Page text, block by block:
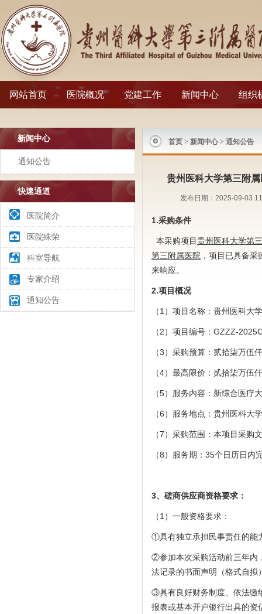
网站首页 医院概况 党建工作 新闻中心 组织
新闻中心
通知公告
快速通道
医院简介
医院殊荣
科室导航
专家介绍
通知公告
首页 > 新闻中心 > 通知公告
贵州医科大学第三附
发布日期：2025-09-03
1.采购条件
本采购项目贵州医科大学第
第三附属医院 ，项目已具备
来响应。
2.项目概况
（1）项目名称：贵州医科大
（2） 项目编号： GZZZ-
（3）采购预算 ：贰拾柒万伍
（4）最高限价： 贰拾柒万伍
（5）服务内容：新综合医疗
（6）服务地点：贵州医科大
（7）采购范围：本项目采购
（8）服务期 ：35个日历日内
3、磋商供应商资格要求：
（1）一般资格要求：
①具有独立承担民事责任的能
②参加本次采购活动前三年内
法记录的书面声明（格式自拟
③具有良好财务制度、依法缴
报表或基本开户银行出具的资